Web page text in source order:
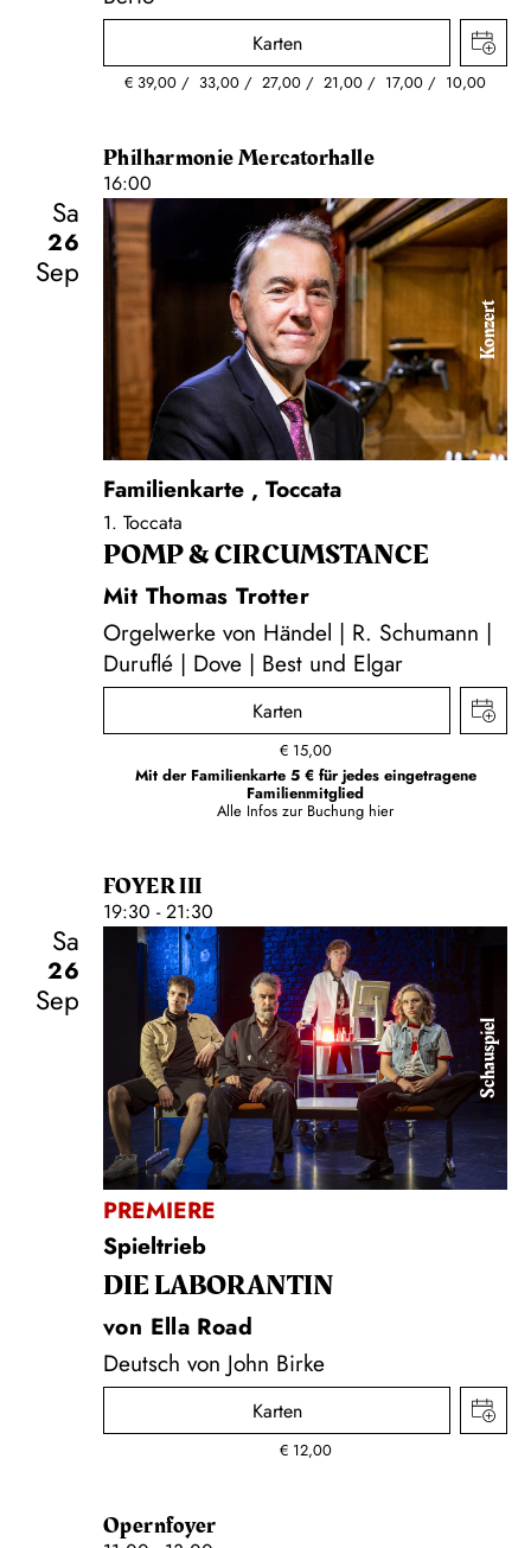
Karten
€ 39,00 33,00 27,00 21,00 17,00 10,00
Philharmonie Mercatorhalle
16:00
Sa
26
Sep
Konzert
Familienkarte , Toccata
1. Toccata
POMP & CIRCUMSTANCE
Mit Thomas Trotter
Orgelwerke von Händel | R. Schumann |
Duruflé | Dove | Best und Elgar
Karten
€ 15,00
Mit der Familienkarte 5 € für jedes eingetragene
Familienmitglied
Alle Infos zur Buchung hier
FOYER III
19:30 - 21:30
Sa
26
Sep
Schauspiel
PREMIERE
Spieltrieb
DIE LA­BO­RAN­TIN
von Ella Road
Deutsch von John Birke
Karten
€ 12,00
Opernfoyer